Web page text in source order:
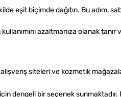
eşit biçimde dağıtın. Bu adım,
azaltmanıza olanak tanır
siteleri ve kozmetik
dengeli bir seçenek sunmaktadır.